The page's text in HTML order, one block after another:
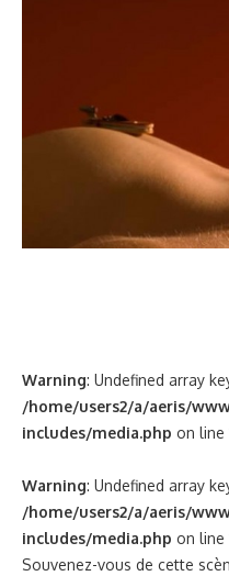
Warning: Undefined array
/home/users2/a/aeris/
includes/media.php on line
Warning: Undefined array
/home/users2/a/aeris/
includes/media.php on line
Souvenez-vous de cette